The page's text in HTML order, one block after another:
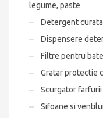
legume, paste
Detergent
Dispensere
Filtre pentru
Gratar protectie
Scurgator farfurii
Sifoane si